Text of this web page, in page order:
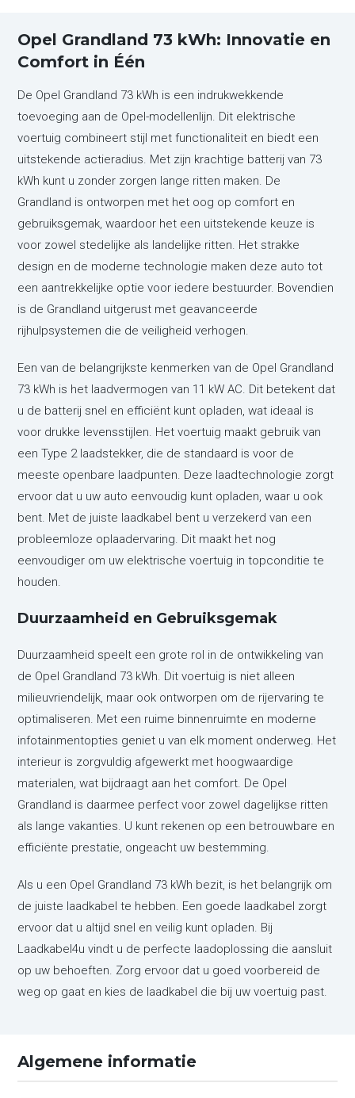
Opel Grandland 73 kWh: Innovatie en
Comfort in Één
De Opel Grandland 73 kWh is een indrukwekkende
toevoeging aan de Opel-modellenlijn. Dit elektrische
voertuig combineert stijl met functionaliteit en biedt een
uitstekende actieradius. Met zijn krachtige batterij van 73
kWh kunt u zonder zorgen lange ritten maken. De
Grandland is ontworpen met het oog op comfort en
gebruiksgemak, waardoor het een uitstekende keuze is
voor zowel stedelijke als landelijke ritten. Het strakke
design en de moderne technologie maken deze auto tot
een aantrekkelijke optie voor iedere bestuurder. Bovendien
is de Grandland uitgerust met geavanceerde
rijhulpsystemen die de veiligheid verhogen.
Een van de belangrijkste kenmerken van de Opel Grandland
73 kWh is het laadvermogen van 11 kW AC. Dit betekent dat
u de batterij snel en efficiënt kunt opladen, wat ideaal is
voor drukke levensstijlen. Het voertuig maakt gebruik van
een Type 2 laadstekker, die de standaard is voor de
meeste openbare laadpunten. Deze laadtechnologie zorgt
ervoor dat u uw auto eenvoudig kunt opladen, waar u ook
bent. Met de juiste laadkabel bent u verzekerd van een
probleemloze oplaadervaring. Dit maakt het nog
eenvoudiger om uw elektrische voertuig in topconditie te
houden.
Duurzaamheid en Gebruiksgemak
Duurzaamheid speelt een grote rol in de ontwikkeling van
de Opel Grandland 73 kWh. Dit voertuig is niet alleen
milieuvriendelijk, maar ook ontworpen om de rijervaring te
optimaliseren. Met een ruime binnenruimte en moderne
infotainmentopties geniet u van elk moment onderweg. Het
interieur is zorgvuldig afgewerkt met hoogwaardige
materialen, wat bijdraagt aan het comfort. De Opel
Grandland is daarmee perfect voor zowel dagelijkse ritten
als lange vakanties. U kunt rekenen op een betrouwbare en
efficiënte prestatie, ongeacht uw bestemming.
Als u een Opel Grandland 73 kWh bezit, is het belangrijk om
de juiste laadkabel te hebben. Een goede laadkabel zorgt
ervoor dat u altijd snel en veilig kunt opladen. Bij
Laadkabel4u vindt u de perfecte laadoplossing die aansluit
op uw behoeften. Zorg ervoor dat u goed voorbereid de
weg op gaat en kies de laadkabel die bij uw voertuig past.
Algemene informatie